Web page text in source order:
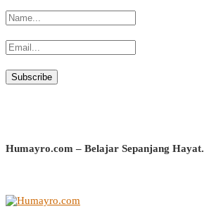
Humayro.com – Belajar Sepanjang Hayat.